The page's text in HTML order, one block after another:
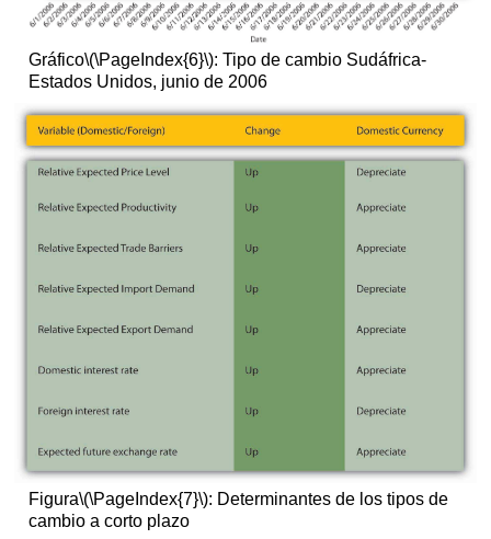
Gráfico\(\PageIndex{6}\): Tipo de cambio Sudáfrica-
Estados Unidos, junio de 2006
Figura\(\PageIndex{7}\): Determinantes de los tipos de
cambio a corto plazo